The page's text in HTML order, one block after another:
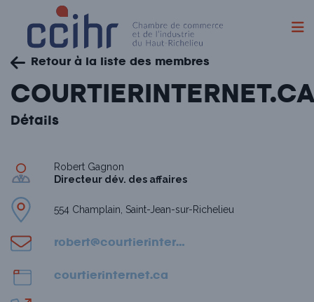
Skip
content
Retour à la liste des membres
Détails
Robert Gagnon
Directeur dév. des affaires
554 Champlain, Saint-Jean-sur-Richelieu
robert@courtierinternet.ca
courtierinternet.ca